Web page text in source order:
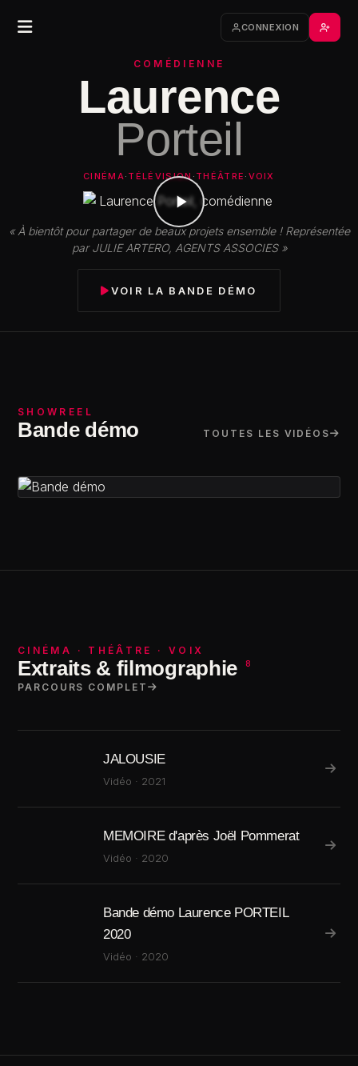
CONNEXION
COMÉDIENNE
Laurence
Porteil
CINÉMA· TÉLÉVISION · THÉÂTRE · VOIX
« À bientôt pour partager de beaux projets ensemble ! Représentée
par JULIE ARTERO, AGENTS ASSOCIES »
VOIR LA BANDE DÉMO
SHOWREEL
Bande démo TOUTES LES VIDÉOS
CINÉMA · THÉÂTRE · VOIX
Extraits & filmographie 8
PARCOURS COMPLET
JALOUSIE
Vidéo · 2021
MEMOIRE d'après Joël Pommerat
Vidéo · 2020
Bande démo Laurence PORTEIL
2020
Vidéo · 2020